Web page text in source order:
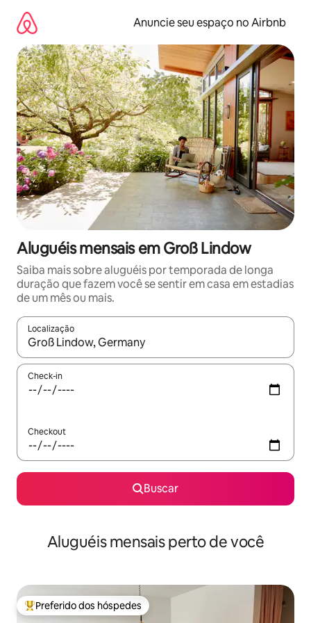
para
conteúdo
Anuncie seu espaço no Airbnb
Aluguéis mensais em Groß Lindow
Saiba mais sobre aluguéis por temporada de longa
duração que fazem você se sentir em casa em estadias
de um mês ou mais.
Localização
Quando os resultados estiverem disponíveis, explore-os
Check-in
Checkout
Buscar
Aluguéis mensais perto de você
Entre os melhores preferidos dos hóspedes
Preferido dos hóspedes